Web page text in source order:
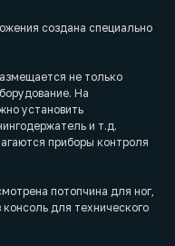
создана специально
не только
На
установить
и т.д.
приборы контроля
потопчина для ног,
для технического